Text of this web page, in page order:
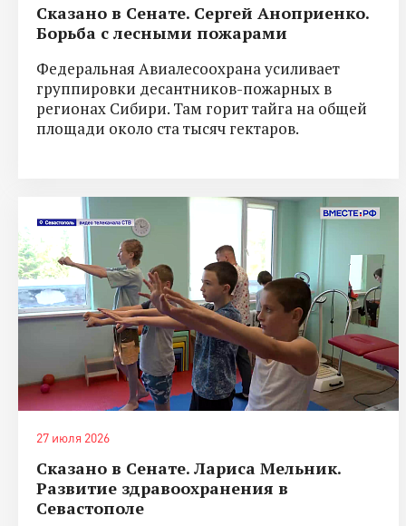
Сказано в Сенате. Сергей Аноприенко.
Борьба с лесными пожарами
Федеральная Авиалесоохрана усиливает
группировки десантников-пожарных в
регионах Сибири. Там горит тайга на общей
площади около ста тысяч гектаров.
27 июля 2026
Сказано в Сенате. Лариса Мельник.
Развитие здравоохранения в
Севастополе